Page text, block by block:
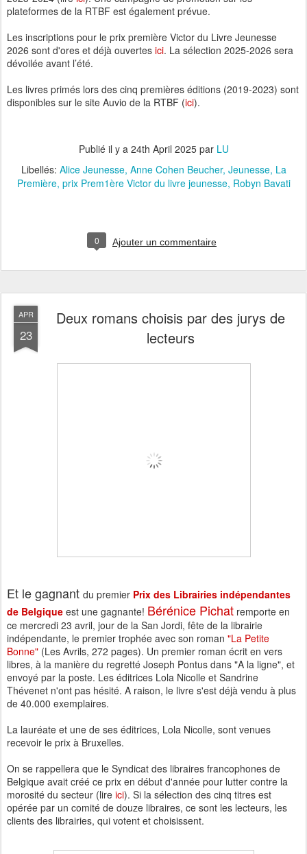
plateformes de la RTBF est également prévue.
Les inscriptions pour le prix première Victor du Livre Jeunesse
2026 sont d'ores et déjà ouvertes ici. La sélection 2025-2026 sera
dévoilée avant l’été.
Les livres primés lors des cinq premières éditions (2019-2023) sont
disponibles sur le site Auvio de la RTBF (ici).
Publié il y a 24th April 2025par LU
Libellés: Alice Jeunesse Anne Cohen Beucher Jeunesse La
Première prix Prem1ère Victor du livre jeunesse Robyn Bavati
0 Ajouter un commentaire
APR
23
Deux romans choisis par des jurys de
lecteurs
Et le gagnant du premier Prix des Librairies indépendantes
de Belgique est une gagnante! Bérénice Pichat remporte en
ce mercredi 23 avril, jour de la San Jordi, fête de la librairie
indépendante, le premier trophée avec son roman "La Petite
Bonne" (Les Avrils, 272 pages). Un premier roman écrit en vers
libres, à la manière du regretté Joseph Pontus dans "A la ligne", et
envoyé par la poste. Les éditrices Lola Nicolle et Sandrine
Thévenet n'ont pas hésité. A raison, le livre s'est déjà vendu à plus
de 40.000 exemplaires.
La lauréate et une de ses éditrices, Lola Nicolle, sont venues
recevoir le prix à Bruxelles.
On se rappellera que le Syndicat des libraires francophones de
Belgique avait créé ce prix en début d'année pour lutter contre la
morosité du secteur (lire ici). Si la sélection des cinq titres est
opérée par un comité de douze libraires, ce sont les lecteurs, les
clients des librairies, qui votent et choisissent.